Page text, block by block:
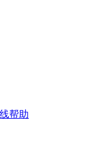
帮助